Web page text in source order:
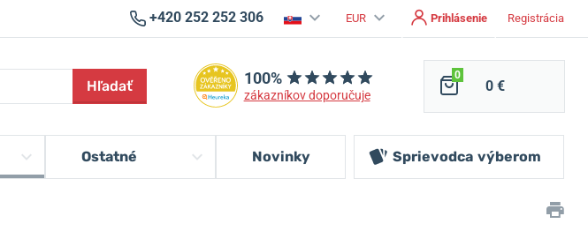
+420 252 252 306 EUR Prihlásenie Registrácia
Hľadať 100%
zákazníkov doporučuje
0
0 €
Ostatné Novinky Sprievodca výberom